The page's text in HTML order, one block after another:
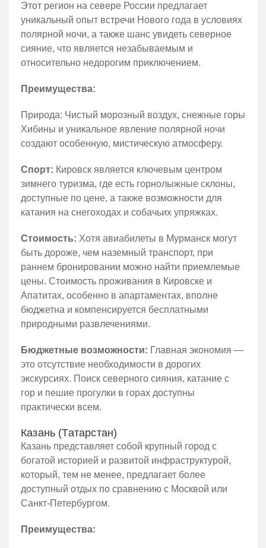
Этот регион на севере России предлагает
уникальный опыт встречи Нового года в условиях
полярной ночи, а также шанс увидеть северное
сияние, что является незабываемым и
относительно недорогим приключением.
Преимущества:
Природа: Чистый морозный воздух, снежные горы
Хибины и уникальное явление полярной ночи
создают особенную, мистическую атмосферу.
Спорт: Кировск является ключевым центром
зимнего туризма, где есть горнолыжные склоны,
доступные по цене, а также возможности для
катания на снегоходах и собачьих упряжках.
Стоимость: Хотя авиабилеты в Мурманск могут
быть дороже, чем наземный транспорт, при
раннем бронировании можно найти приемлемые
цены. Стоимость проживания в Кировске и
Апатитах, особенно в апартаментах, вполне
бюджетна и компенсируется бесплатными
природными развлечениями.
Бюджетные возможности: Главная экономия —
это отсутствие необходимости в дорогих
экскурсиях. Поиск северного сияния, катание с
гор и пешие прогулки в горах доступны
практически всем.
Казань (Татарстан)
Казань представляет собой крупный город с
богатой историей и развитой инфраструктурой,
который, тем не менее, предлагает более
доступный отдых по сравнению с Москвой или
Санкт-Петербургом.
Преимущества: